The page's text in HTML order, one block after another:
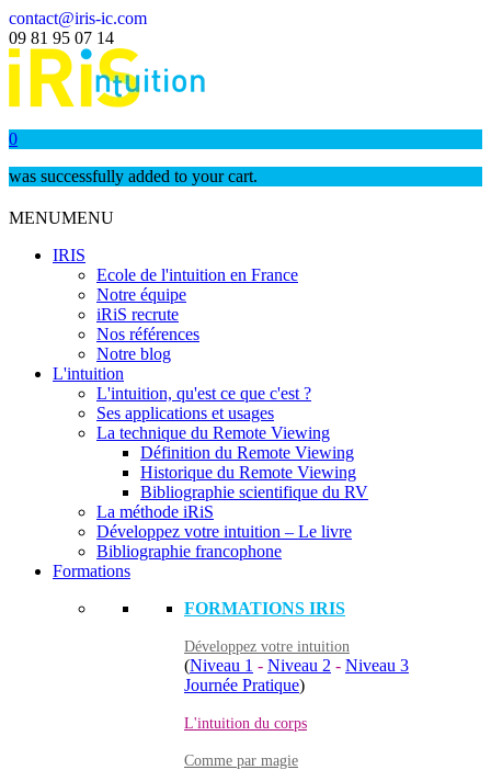
contact@iris-ic.com
09 81 95 07 14
0
was successfully added to your cart.
MENUMENU
IRIS
Ecole de l'intuition en France
Notre équipe
iRiS recrute
Nos références
Notre blog
L'intuition
L'intuition, qu'est ce que c'est ?
Ses applications et usages
La technique du Remote Viewing
Définition du Remote Viewing
Historique du Remote Viewing
Bibliographie scientifique du RV
La méthode iRiS
Développez votre intuition – Le livre
Bibliographie francophone
Formations
FORMATIONS IRIS
Développez votre intuition
(Niveau 1 - Niveau 2 - Niveau 3
Journée Pratique)
L'intuition du corps
Comme par magie